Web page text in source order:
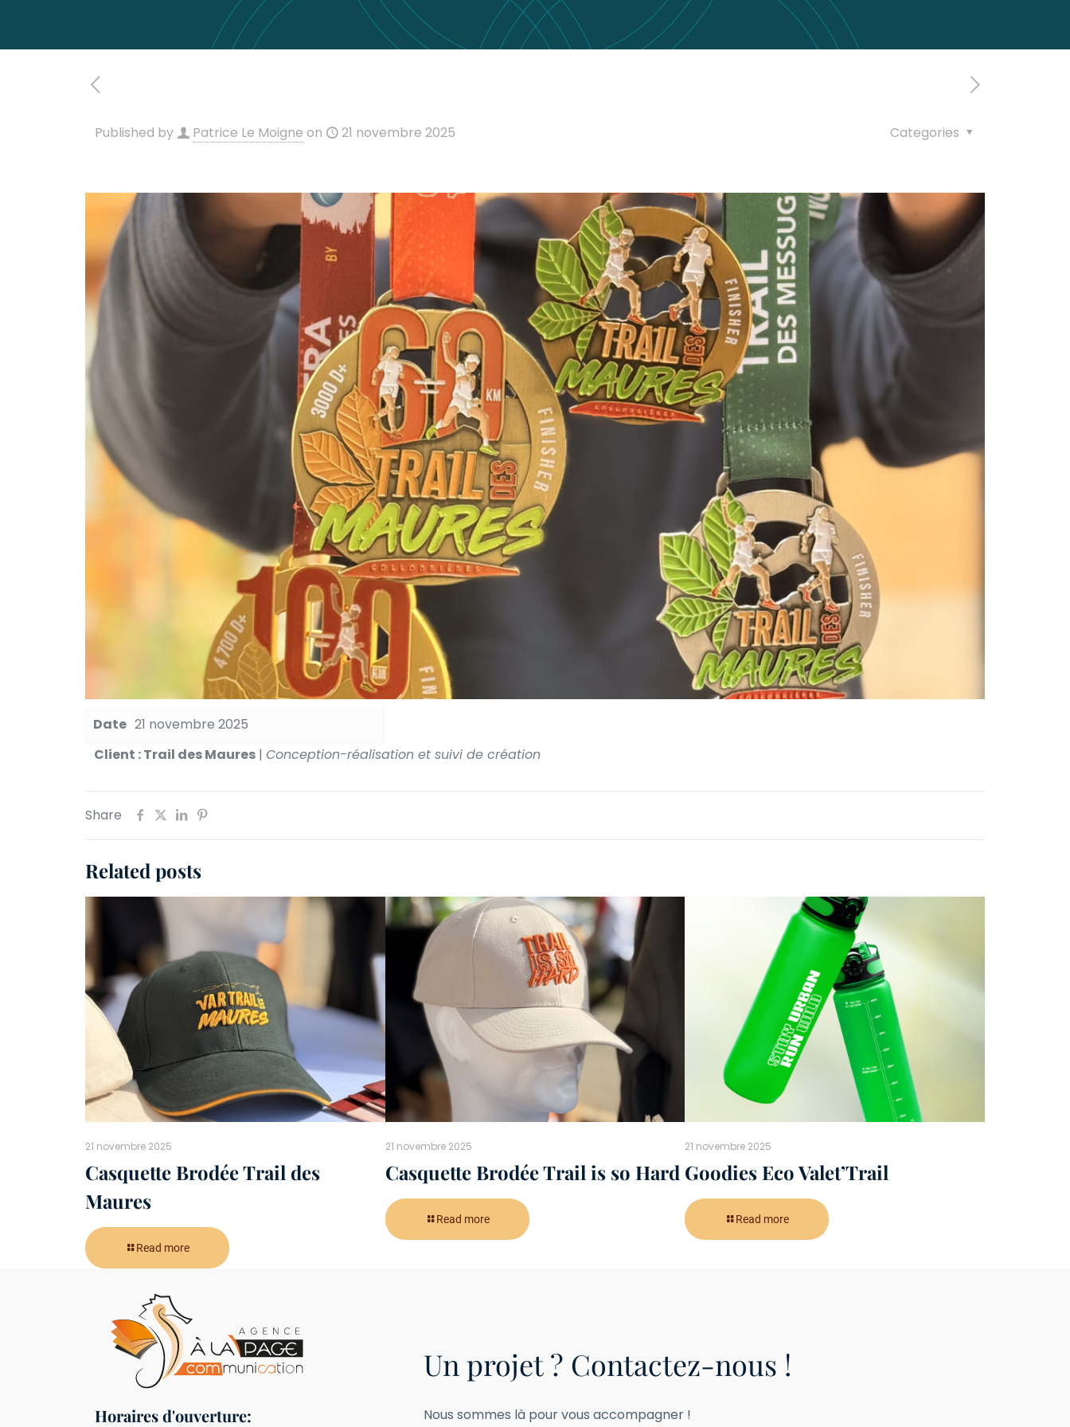
Published by Patrice Le Moigne on 21 novembre 2025 Categories
Date 21 novembre 2025
Client : Trail des Maures |Conception-réalisation et suivi de création
Share
Related posts
21 novembre 2025
Casquette Brodée Trail des
Maures
Read more
21 novembre 2025
Casquette Brodée Trail is so Hard
Read more
21 novembre 2025
Goodies Eco Valet’Trail
Read more
Horaires d'ouverture:
Un projet ? Contactez-nous !
Nous sommes là pour vous accompagner !